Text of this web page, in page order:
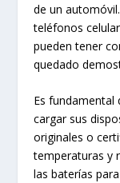
de un
teléfonos
pueden tener
quedado
Es fundamental
cargar sus
originales o
temperaturas y
las baterías